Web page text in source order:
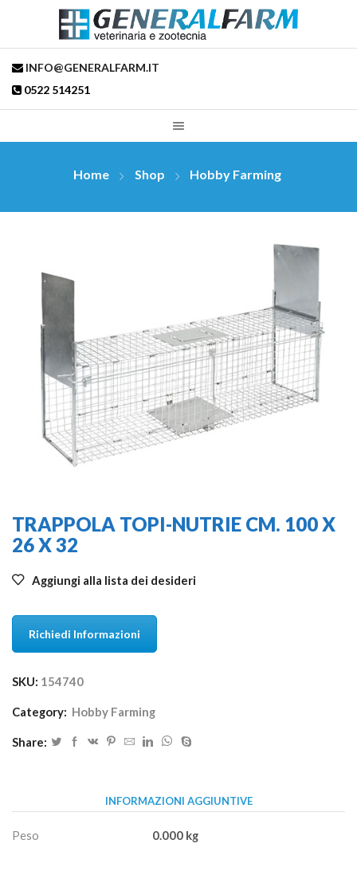
INFO@GENERALFARM.IT
0522 514251
Home Shop Hobby Farming
TRAPPOLA TOPI-NUTRIE CM. 100 X
26 X 32
Aggiungi alla lista dei desideri
Richiedi Informazioni
SKU: 154740
Category: Hobby Farming
Share:
INFORMAZIONI AGGIUNTIVE
Peso 0.000 kg